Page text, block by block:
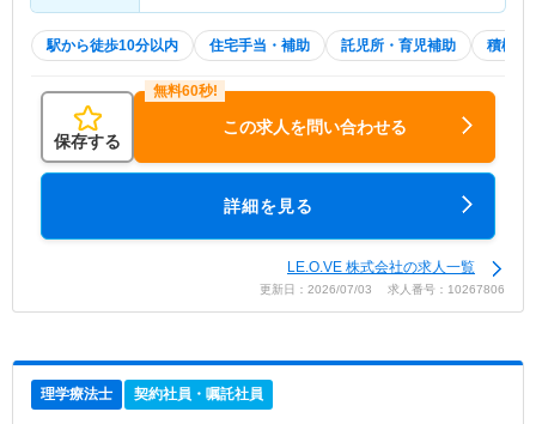
駅から徒歩10分以内 住宅手当・補助 託児所・育児補助 積極採
保存する
この求人を問い合わせる
詳細を見る
LE.O.VE 株式会社の求人一覧
更新日：2026/07/03 求人番号：10267806
理学療法士 契約社員・嘱託社員